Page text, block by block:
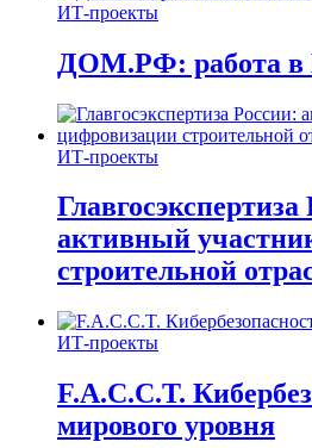
ИТ-проекты
ДОМ.РФ: работа в
ИТ-проекты
Главгосэкспертиза
активный
строительной
ИТ-проекты
F.A.C.C.T.
мирового уровня